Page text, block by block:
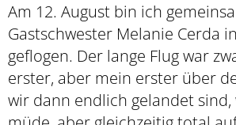
Am 12. August bin ich
Gastschwester Melanie Cerda
geflogen. Der lange Flug war
erster, aber mein erster über
wir dann endlich gelandet